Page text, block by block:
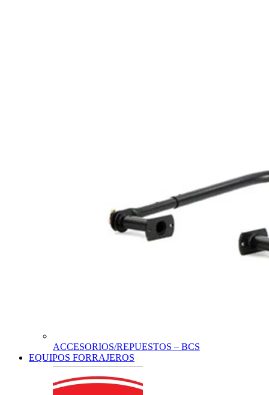
ACCESORIOS/REPUESTOS – BCS
EQUIPOS FORRAJEROS